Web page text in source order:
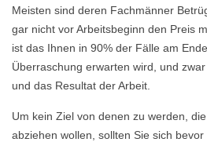
Meisten sind deren Fachmänner
gar nicht vor Arbeitsbeginn den Preis
ist das Ihnen in 90% der Fälle am
Überraschung erwarten wird, und
und das Resultat der Arbeit.
Um kein Ziel von denen zu werden,
abziehen wollen, sollten Sie sich